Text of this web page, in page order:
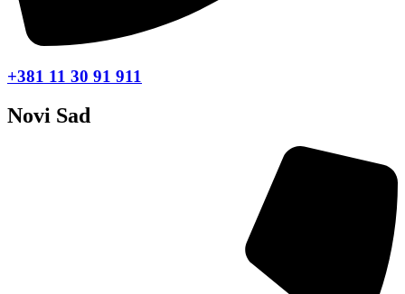
+381 11 30 91 911
Novi Sad